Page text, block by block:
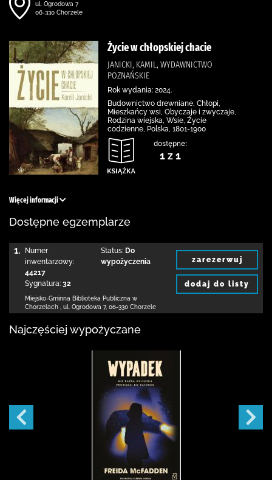
ul. Ogrodowa 7
06-330 Chorzele
Życie w chłopskiej chacie
JANICKI, KAMIL, WYDAWNICTWO
POZNAŃSKIE
Rok wydania: 2024.
Budownictwo drewniane, Chłopi,
Mieszkańcy wsi, Obyczaje i zwyczaje,
Rodzina wiejska, Wsie, Życie
codzienne, Polska, 1801-1900
dostępne:
1 z 1
Więcej informacji
Dostępne egzemplarze
1.
Numer
inwentarzowy:
44217
Sygnatura: 32
Status: Do
wypożyczenia
Miejsko-Gminna Biblioteka Publiczna w
Chorzelach
ul. Ogrodowa 7, 06-330 Chorzele
zarezerwuj
dodaj do listy
Najczęściej wypożyczane